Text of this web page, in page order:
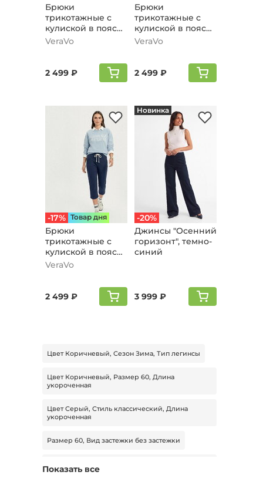
Брюки
трикотажные с
кулиской в поясе,
красный
VeraVo
2 499 ₽
Брюки
трикотажные с
кулиской в поясе,
фиолетовый
VeraVo
2 499 ₽
-17% Товар дня
Брюки
трикотажные с
кулиской в поясе,
синий
VeraVo
2 499 ₽
-20%
Новинка
Джинсы "Осенний
горизонт", темно-
синий
3 999 ₽
Цвет Коричневый, Сезон Зима, Тип легинсы
Цвет Коричневый, Размер 60, Длина
укороченная
Цвет Серый, Стиль классический, Длина
укороченная
Размер 60, Вид застежки без застежки
стандартная
Показать все